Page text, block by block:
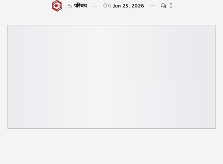
By परिचय On Jun 25, 2026 0